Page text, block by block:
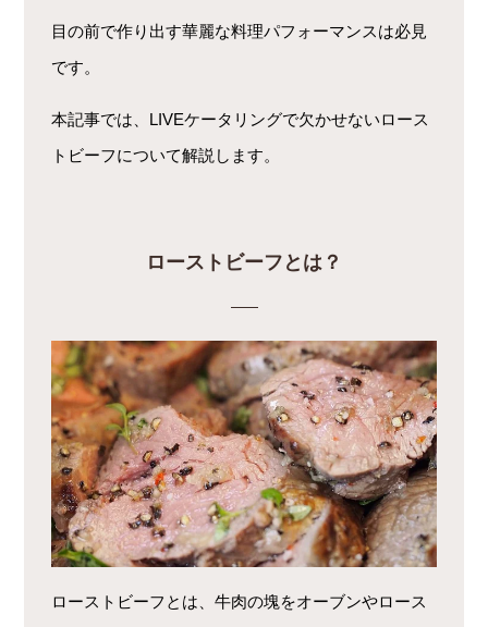
目の前で作り出す華麗な料理パフォーマンスは必見
です。
本記事では、LIVEケータリングで欠かせないロース
トビーフについて解説します。
ローストビーフとは？
ローストビーフとは、牛肉の塊をオーブンやロース